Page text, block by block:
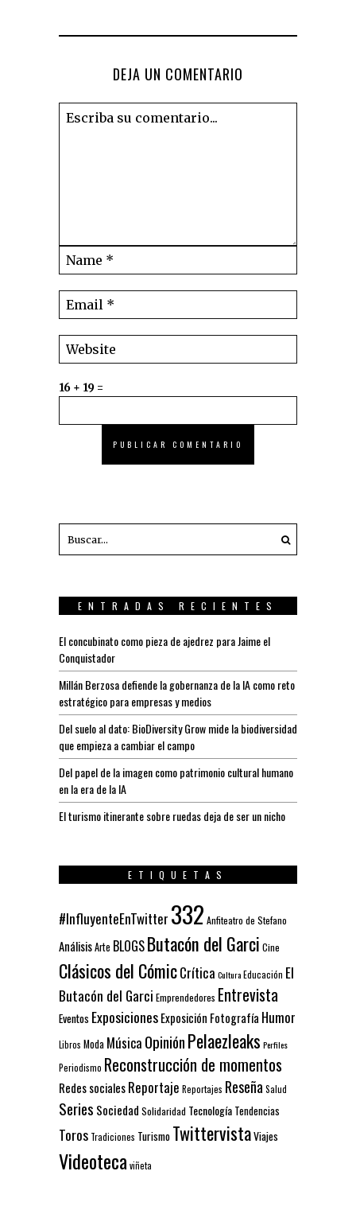
DEJA UN COMENTARIO
16 + 19 =
ENTRADAS RECIENTES
El concubinato como pieza de ajedrez para Jaime el
Conquistador
Millán Berzosa defiende la gobernanza de la IA como reto
estratégico para empresas y medios
Del suelo al dato: BioDiversity Grow mide la biodiversidad
que empieza a cambiar el campo
Del papel de la imagen como patrimonio cultural humano
en la era de la IA
El turismo itinerante sobre ruedas deja de ser un nicho
ETIQUETAS
#InfluyenteEnTwitter 332 Anfiteatro de Stefano
AnálisisArte BLOGSButacón del Garci Cine
Clásicos del CómicCrítica CulturaEducación El
Butacón del Garci Emprendedores Entrevista
Eventos ExposicionesExposición Fotografía Humor
Libros Moda Música OpiniónPelaezleaks Perfiles
Periodismo Reconstrucción de momentos
Redes socialesReportaje Reportajes Reseña Salud
Series Sociedad Solidaridad Tecnología Tendencias
Toros Tradiciones Turismo TwittervistaViajes
Videoteca viñeta